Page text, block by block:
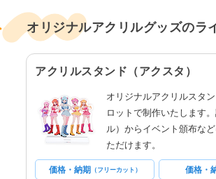
オリジナルアクリルグッズのラ
アクリルスタンド（アクスタ）
オリジナルアクリルスタ
ロットで制作いたします
ル）からイベント頒布な
ただけます。
価格・納期（フリーカット） 価格・